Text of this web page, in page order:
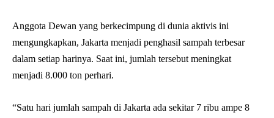
Anggota Dewan yang berkecimpung di dunia aktivis ini
mengungkapkan, Jakarta menjadi penghasil sampah terbesar
dalam setiap harinya. Saat ini, jumlah tersebut meningkat
menjadi 8.000 ton perhari.
“Satu hari jumlah sampah di Jakarta ada sekitar 7 ribu ampe 8